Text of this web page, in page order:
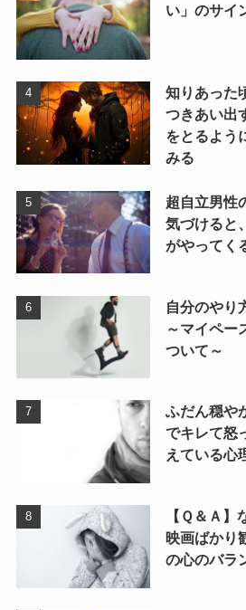
い」のサイ
知りあった
つきあい出
をとるよう
みる
超自立男性
気づけると
がやってく
自分のやり
～マイペー
ついて～
ふだん穏や
でキレて怒
えている心
【Ｑ＆Ａ
映画ばかり
の心のバラ